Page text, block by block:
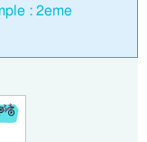
: 2eme